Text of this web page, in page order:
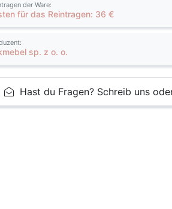
der Ware:
für das Reintragen: 36 €
sp. z o. o.
Hast du Fragen? Schreib uns